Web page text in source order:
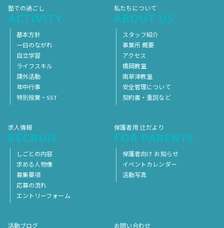
塾での過ごし
ACTIVITY
基本方針
一日のながれ
自立学習
ライフスキル
課外活動
年中行事
特別授業・SST
私たちについて
ABOUT US
スタッフ紹介
事業所 概要
アクセス
橋岡教室
南草津教室
安全管理について
契約書・重説など
求人情報
RECRUIT
しごとの内容
求める人物像
募集要項
応募の流れ
エントリーフォーム
保護者用 辻だより
FOR PARENTS
保護者向け お知らせ
イベントカレンダー
活動写真
活動ブログ お問い合わせ